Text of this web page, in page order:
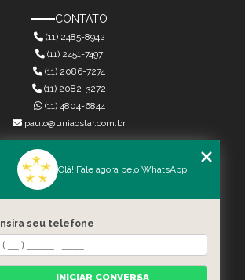
CONTATO
(11) 2485-8942
(11) 2451-7497
(11) 2086-7274
(11) 4804-6844
(11) 2082-3272
paulo@uniaostar.com.br
MENU
QUEM SOMOS
SERVIÇOS
CONTATO
CATEGORIAS
MAPA DO SITE
Olá! Fale agora pelo WhatsApp
Insira seu telefone
INICIAR CONVERSA